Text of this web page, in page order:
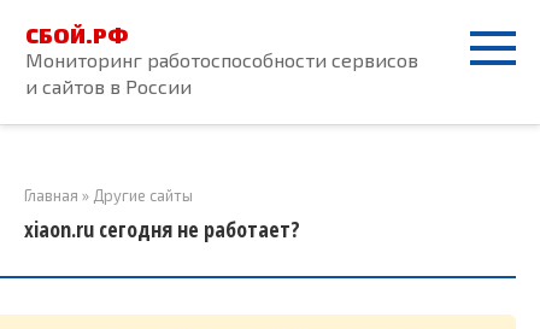
контенту
СБОЙ.РФ
Мониторинг работоспособности сервисов
и сайтов в России
Главная » Другие сайты
xiaon.ru сегодня не работает?